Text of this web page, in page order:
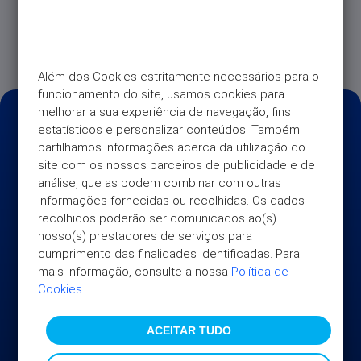
Além dos Cookies estritamente necessários para o
funcionamento do site, usamos cookies para
melhorar a sua experiência de navegação, fins
estatísticos e personalizar conteúdos. Também
partilhamos informações acerca da utilização do
site com os nossos parceiros de publicidade e de
análise, que as podem combinar com outras
informações fornecidas ou recolhidas. Os dados
recolhidos poderão ser comunicados ao(s)
nosso(s) prestadores de serviços para
cumprimento das finalidades identificadas. Para
mais informação, consulte a nossa Política de
Cookies.
ACEITAR TUDO
UNIVERSO